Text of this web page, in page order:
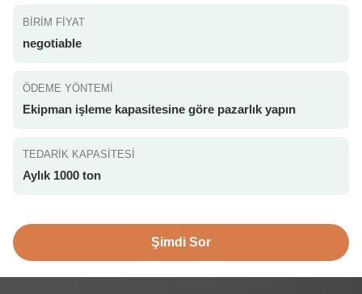
BIRIM FIYAT
negotiable
ÖDEME YÖNTEMI
Ekipman işleme kapasitesine göre pazarlık yapın
TEDARIK KAPASITESI
Aylık 1000 ton
Şimdi Sor